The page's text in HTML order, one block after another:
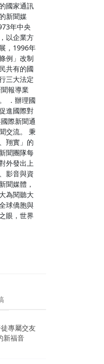
國家通訊
新聞媒
年中央
以企業方
，1996年
例」改制
共有的國
三大法定
報導業
．辦理國
進國際對
際新聞通
交流。 秉
翔實」的
聞團隊每
外發出上
影音與資
聞媒體，
為閱聽大
球僑胞與
眼，世界
專屬交友
新福音